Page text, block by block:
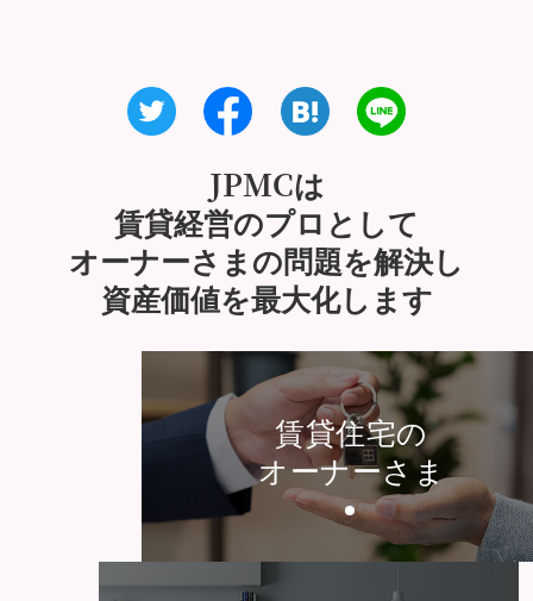
JPMCは
賃貸経営のプロとして
オーナーさまの問題を解決し
資産価値を最大化します
賃貸住宅の
オーナーさま